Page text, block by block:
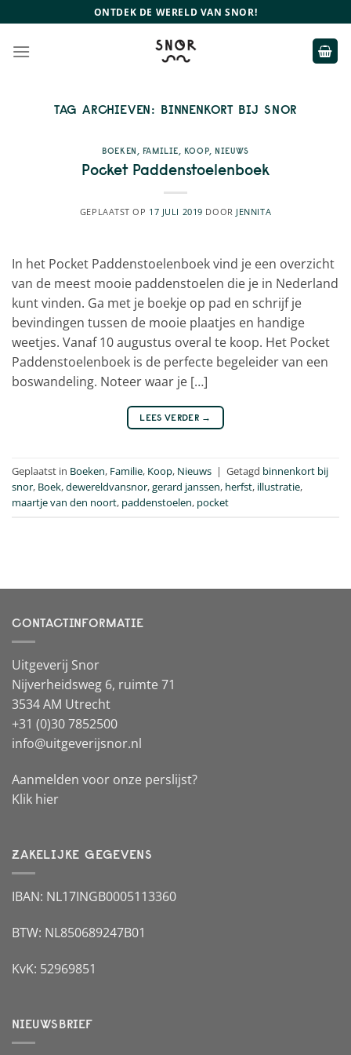
naar
inhoud
ONTDEK DE WERELD VAN SNOR!
TAG ARCHIEVEN: BINNENKORT BIJ SNOR
BOEKEN , FAMILIE, KOOP, NIEUWS
Pocket Paddenstoelenboek
GEPLAATST OP 17 JULI 2019 DOOR JENNITA
In het Pocket Paddenstoelenboek vind je een overzicht
van de meest mooie paddenstoelen die je in Nederland
kunt vinden. Ga met je boekje op pad en schrijf je
bevindingen tussen de mooie plaatjes en handige
weetjes. Vanaf 10 augustus overal te koop. Het Pocket
Paddenstoelenboek is de perfecte begeleider van een
boswandeling. Noteer waar je […]
LEES VERDER →
Geplaatst in Boeken, Familie, Koop, Nieuws | Getagd binnenkort bij
snor, Boek,dewereldvansnor,gerard janssen, herfst, illustratie,
maartje van den noort, paddenstoelen, pocket
CONTACTINFORMATIE
Uitgeverij Snor
Nijverheidsweg 6, ruimte 71
3534 AM Utrecht
+31 (0)30 7852500
info@uitgeverijsnor.nl
Aanmelden voor onze perslijst?
Klik hier
ZAKELIJKE GEGEVENS
IBAN: NL17INGB0005113360
BTW: NL850689247B01
KvK: 52969851
NIEUWSBRIEF